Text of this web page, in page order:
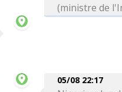
(ministre de
05/08 22:17